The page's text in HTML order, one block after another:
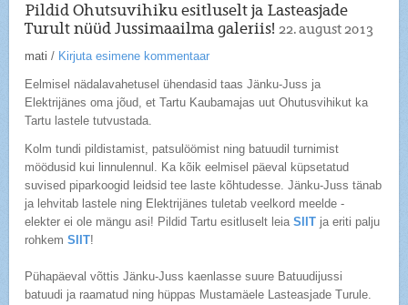
Pildid Ohutsuvihiku esitluselt ja Lasteasjade
Turult nüüd Jussimaailma galeriis!22. august 2013
mati / Kirjuta esimene kommentaar
Eelmisel nädalavahetusel ühendasid taas Jänku-Juss ja
Elektrijänes oma jõud, et Tartu Kaubamajas uut Ohutusvihikut ka
Tartu lastele tutvustada.
Kolm tundi pildistamist, patsulöömist ning batuudil turnimist
möödusid kui linnulennul. Ka kõik eelmisel päeval küpsetatud
suvised piparkoogid leidsid tee laste kõhtudesse. Jänku-Juss tänab
ja lehvitab lastele ning Elektrijänes tuletab veelkord meelde -
elekter ei ole mängu asi! Pildid Tartu esitluselt leiaSIIT ja eriti palju
rohkemSIIT!
Pühapäeval võttis Jänku-Juss kaenlasse suure Batuudijussi
batuudi ja raamatud ning hüppas Mustamäele Lasteasjade Turule.